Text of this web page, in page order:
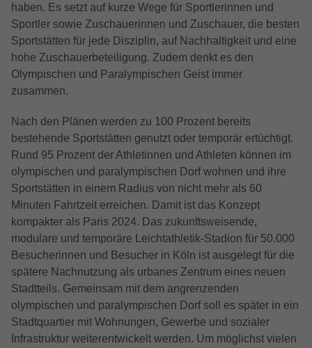
haben. Es setzt auf kurze Wege für Sportlerinnen und
Sportler sowie Zuschauerinnen und Zuschauer, die besten
Sportstätten für jede Disziplin, auf Nachhaltigkeit und eine
hohe Zuschauerbeteiligung. Zudem denkt es den
Olympischen und Paralympischen Geist immer
zusammen.
Nach den Plänen werden zu 100 Prozent bereits
bestehende Sportstätten genutzt oder temporär ertüchtigt.
Rund 95 Prozent der Athletinnen und Athleten können im
olympischen und paralympischen Dorf wohnen und ihre
Sportstätten in einem Radius von nicht mehr als 60
Minuten Fahrtzeit erreichen. Damit ist das Konzept
kompakter als Paris 2024. Das zukunftsweisende,
modulare und temporäre
Leichtathletik-Stadion für 50.000
Besucherinnen und Besucher in Köln ist ausgelegt für die
spätere Nachnutzung als urbanes Zentrum eines neuen
Stadtteils. Gemeinsam mit dem angrenzenden
olympischen und paralympischen Dorf soll es später in ein
Stadtquartier mit Wohnungen, Gewerbe und sozialer
Infrastruktur weiterentwickelt werden. Um möglichst vielen